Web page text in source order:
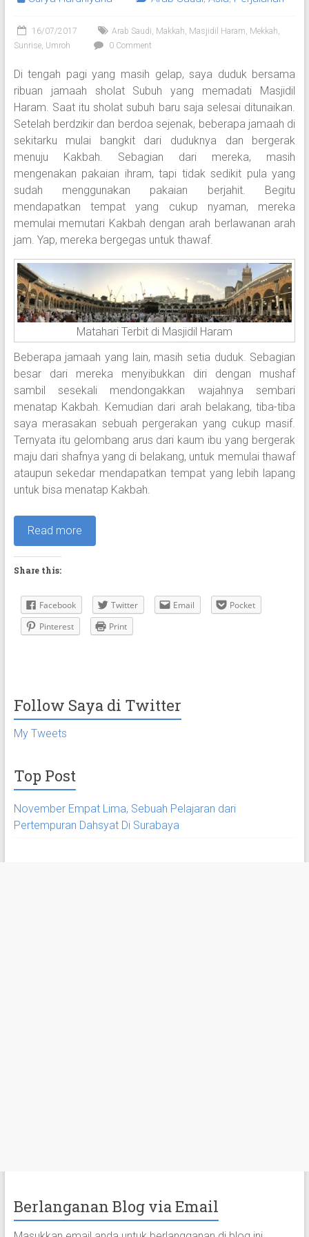
16/07/2017 Arab Saudi, Makkah, Masjidil Haram, Mekkah,
Sunrise, Umroh 0 Comment
Di tengah pagi yang masih gelap, saya duduk bersama
ribuan jamaah sholat Subuh yang memadati Masjidil
Haram. Saat itu sholat subuh baru saja selesai ditunaikan.
Setelah berdzikir dan berdoa sejenak, beberapa jamaah di
sekitarku mulai bangkit dari duduknya dan bergerak
menuju Kakbah. Sebagian dari mereka, masih
mengenakan pakaian ihram, tapi tidak sedikit pula yang
sudah menggunakan pakaian berjahit. Begitu
mendapatkan tempat yang cukup nyaman, mereka
memulai memutari Kakbah dengan arah berlawanan arah
jam. Yap, mereka bergegas untuk thawaf.
Matahari Terbit di Masjidil Haram
Beberapa jamaah yang lain, masih setia duduk. Sebagian
besar dari mereka menyibukkan diri dengan mushaf
sambil sesekali mendongakkan wajahnya sembari
menatap Kakbah. Kemudian dari arah belakang, tiba-tiba
saya merasakan sebuah pergerakan yang cukup masif.
Ternyata itu gelombang arus dari kaum ibu yang bergerak
maju dari shafnya yang di belakang, untuk memulai thawaf
ataupun sekedar mendapatkan tempat yang lebih lapang
untuk bisa menatap Kakbah.
Read more
Share this:
Facebook Twitter Email
Pocket
Pinterest
Print
Follow Saya di Twitter
My Tweets
Top Post
November Empat Lima, Sebuah Pelajaran dari
Pertempuran Dahsyat Di Surabaya
Berlanganan Blog via Email